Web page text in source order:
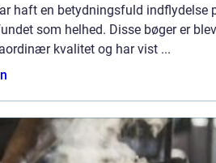
haft en betydningsfuld indflydelse
som helhed. Disse bøger er
kvalitet og har vist ...